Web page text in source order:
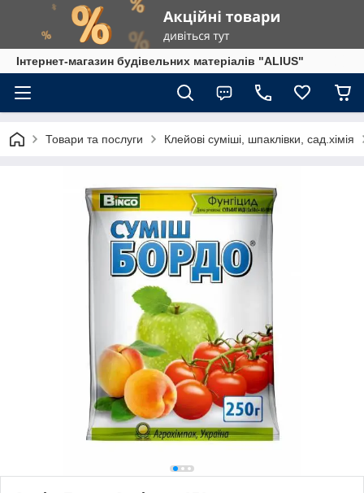
Інтернет-магазин будівельних матеріалів "ALIUS"
Товари та послуги Клейові суміші, шпаклівки, сад.хімія